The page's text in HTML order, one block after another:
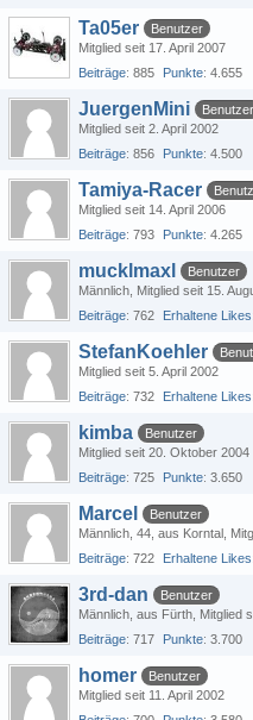
Ta05er
Benutzer
Mitglied seit 17. April 2007
Beiträge 885 Punkte 4.655
JuergenMini
Benutzer
Mitglied seit 2. April 2002
Beiträge 856 Punkte 4.500
Tamiya-Racer
Mitglied seit 14. April 2006
Beiträge 793 Punkte 4.265
mucklmaxl
Benutzer
Männlich Mitglied seit 15.
Beiträge 762 Erhaltene Likes
StefanKoehler
Mitglied seit 5. April 2002
Beiträge 732 Erhaltene Likes
kimba
Benutzer
Mitglied seit 20. Oktober 2004
Beiträge 725 Punkte 3.650
Marcel
Benutzer
Männlich 44 aus Korntal
Beiträge 722 Erhaltene Likes
3rd-dan
Benutzer
Männlich aus Fürth Mitglied
Beiträge 717 Punkte 3.700
homer
Benutzer
Mitglied seit 11. April 2002